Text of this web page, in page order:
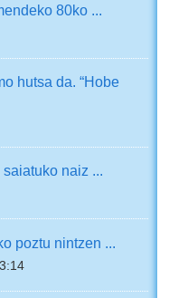
80ko ...
hutsa da. “Hobe
naiz ...
poztu nintzen ...